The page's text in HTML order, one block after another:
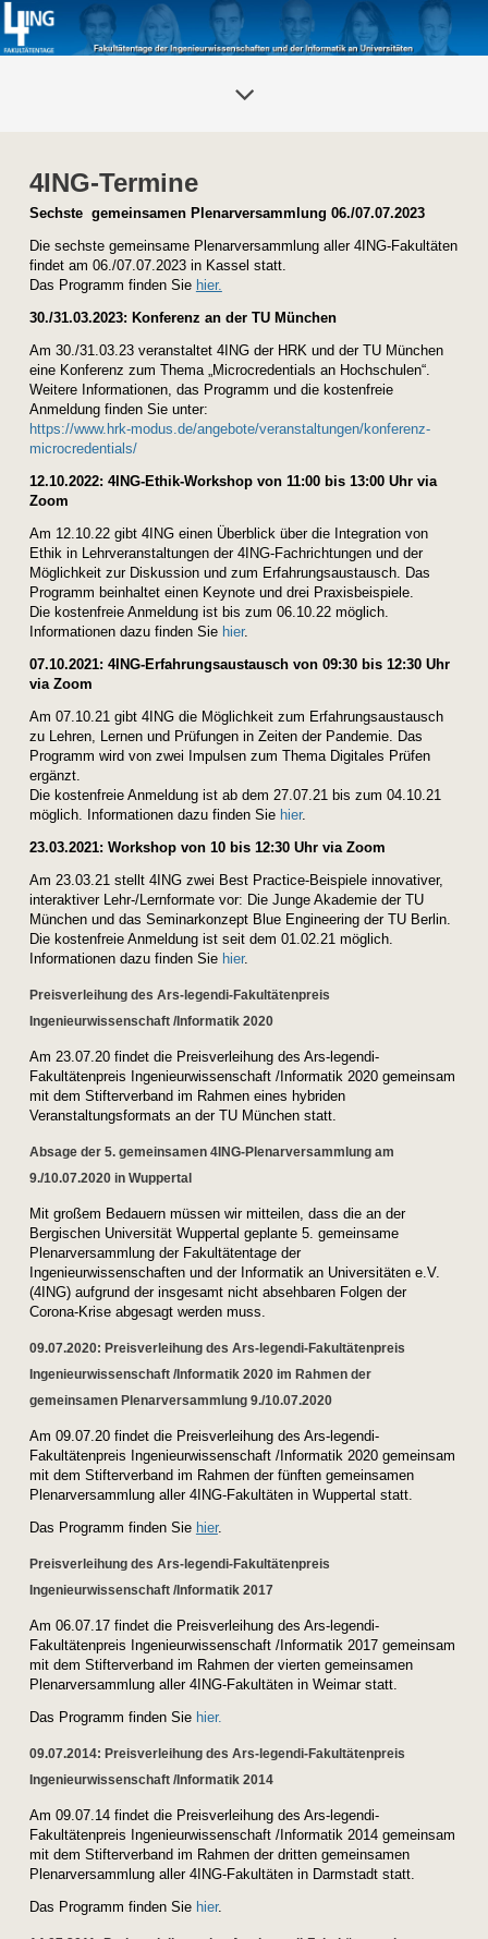
4ING-Termine
Sechste gemeinsamen Plenarversammlung 06./07.07.2023
Die sechste gemeinsame Plenarversammlung aller 4ING-Fakultäten
findet am 06./07.07.2023 in Kassel statt.
Das Programm finden Sie hier.
30./31.03.2023: Konferenz an der TU München
Am 30./31.03.23 veranstaltet 4ING der HRK und der TU München
eine Konferenz zum Thema „Microcredentials an Hochschulen“.
Weitere Informationen, das Programm und die kostenfreie
Anmeldung finden Sie unter:
https://www.hrk-modus.de/angebote/veranstaltungen/konferenz-
microcredentials/
12.10.2022: 4ING-Ethik-Workshop von 11:00 bis 13:00 Uhr via
Zoom
Am 12.10.22 gibt 4ING einen Überblick über die Integration von
Ethik in Lehrveranstaltungen der 4ING-Fachrichtungen und der
Möglichkeit zur Diskussion und zum Erfahrungsaustausch. Das
Programm beinhaltet einen Keynote und drei Praxisbeispiele.
Die kostenfreie Anmeldung ist bis zum 06.10.22 möglich.
Informationen dazu finden Sie hier.
07.10.2021: 4ING-Erfahrungsaustausch von 09:30 bis 12:30 Uhr
via Zoom
Am 07.10.21 gibt 4ING die Möglichkeit zum Erfahrungsaustausch
zu Lehren, Lernen und Prüfungen in Zeiten der Pandemie. Das
Programm wird von zwei Impulsen zum Thema Digitales Prüfen
ergänzt.
Die kostenfreie Anmeldung ist ab dem 27.07.21 bis zum 04.10.21
möglich. Informationen dazu finden Sie hier.
23.03.2021: Workshop von 10 bis 12:30 Uhr via Zoom
Am 23.03.21 stellt 4ING zwei Best Practice-Beispiele innovativer,
interaktiver Lehr-/Lernformate vor: Die Junge Akademie der TU
München und das Seminarkonzept Blue Engineering der TU Berlin.
Die kostenfreie Anmeldung ist seit dem 01.02.21 möglich.
Informationen dazu finden Sie hier.
Preisverleihung des Ars-legendi-Fakultätenpreis
Ingenieurwissenschaft /Informatik 2020
Am 23.07.20 findet die Preisverleihung des Ars-legendi-
Fakultätenpreis Ingenieurwissenschaft /Informatik 2020 gemeinsam
mit dem Stifterverband im Rahmen eines hybriden
Veranstaltungsformats an der TU München statt.
Absage der 5. gemeinsamen 4ING-Plenarversammlung am
9./10.07.2020 in Wuppertal
Mit großem Bedauern müssen wir mitteilen, dass die an der
Bergischen Universität Wuppertal geplante 5. gemeinsame
Plenarversammlung der Fakultätentage der
Ingenieurwissenschaften und der Informatik an Universitäten e.V.
(4ING) aufgrund der insgesamt nicht absehbaren Folgen der
Corona-Krise abgesagt werden muss.
09.07.2020: Preisverleihung des Ars-legendi-Fakultätenpreis
Ingenieurwissenschaft /Informatik 2020 im Rahmen der
gemeinsamen Plenarversammlung 9./10.07.2020
Am 09.07.20 findet die Preisverleihung des Ars-legendi-
Fakultätenpreis Ingenieurwissenschaft /Informatik 2020 gemeinsam
mit dem Stifterverband im Rahmen der fünften gemeinsamen
Plenarversammlung aller 4ING-Fakultäten in Wuppertal statt.
Das Programm finden Sie hier.
Preisverleihung des Ars-legendi-Fakultätenpreis
Ingenieurwissenschaft /Informatik 2017
Am 06.07.17 findet die Preisverleihung des Ars-legendi-
Fakultätenpreis Ingenieurwissenschaft /Informatik 2017 gemeinsam
mit dem Stifterverband im Rahmen der vierten gemeinsamen
Plenarversammlung aller 4ING-Fakultäten in Weimar statt.
Das Programm finden Sie hier.
09.07.2014: Preisverleihung des Ars-legendi-Fakultätenpreis
Ingenieurwissenschaft /Informatik 2014
Am 09.07.14 findet die Preisverleihung des Ars-legendi-
Fakultätenpreis Ingenieurwissenschaft /Informatik 2014 gemeinsam
mit dem Stifterverband im Rahmen der dritten gemeinsamen
Plenarversammlung aller 4ING-Fakultäten in Darmstadt statt.
Das Programm finden Sie hier.